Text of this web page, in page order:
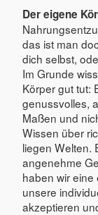
Der eigene
das ist man
dich selbst,
Im Grunde
Körper gut tut:
genussvolles,
Maßen und
Wissen über
liegen Welten.
angenehme
haben wir
unsere
akzeptieren